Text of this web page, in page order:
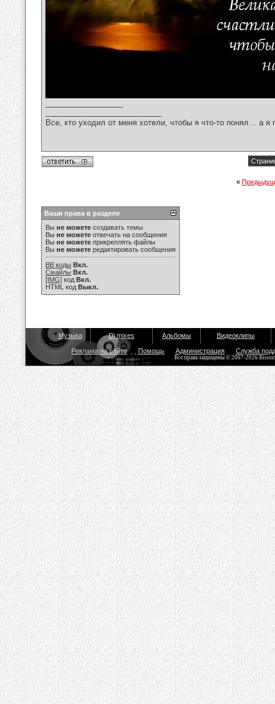
Все, кто уходил от меня хотели, чтобы я что-то понял… а
«
Ваши права в разделе
Вы не можете создавать темы
Вы не можете отвечать на сообщения
Вы не можете прикреплять файлы
Вы не можете редактировать сообщения
BB коды Вкл.
Смайлы Вкл.
[IMG] код Вкл.
HTML код Выкл.
Музыка Dj mixes Альбомы Видеоклипы
Реклама на сайте Помощь Администрация Служба
Все права защищены © 2007-2026